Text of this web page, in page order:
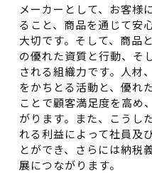
メーカーとして、お客様
ること、商品を通じて安
大切です。そして、商品
の優れた資質と行動、そ
される組織力です。人材
をかちとる活動と、優れ
ことで顧客満足度を高め
がります。また、こうし
れる利益によって社員及
とができ、さらには納税
展につながります。